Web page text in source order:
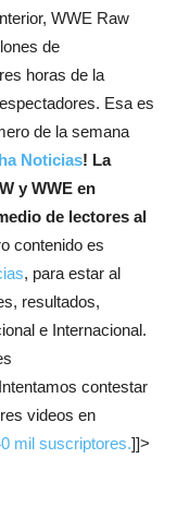
WWE Raw
de
horas de la
Esa es
de la semana
Noticias! La
y WWE en
de lectores al
contenido es
, para estar al
resultados,
e Internacional.
contestar
videos en
mil suscriptores.]]>